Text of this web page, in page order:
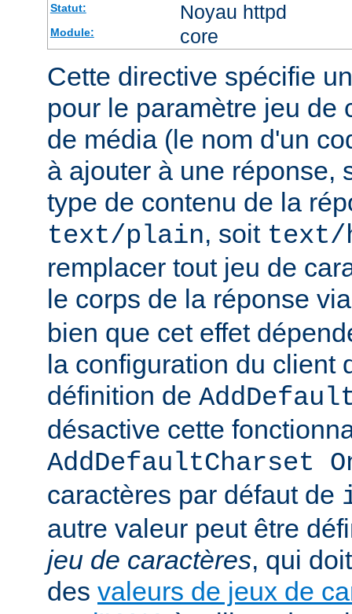
Statut: Noyau httpd
Module: core
Cette directive spécifie
pour le paramètre jeu de
de média (le nom d'un
à ajouter à une réponse,
type de contenu de la
text/plain, soit text/
remplacer tout jeu de
le corps de la réponse
bien que cet effet
la configuration du client
définition de
désactive cette
AddDefaultCharset
caractères par défaut de
autre valeur peut être
jeu de caractères, qui
des valeurs de jeux de